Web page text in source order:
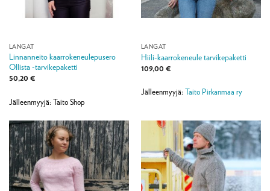
LANGAT
Linnanneito kaarrokeneulepusero
Ollista -tarvikepaketti
50,20 €
Jälleenmyyjä: Taito Shop
LANGAT
Hiili-kaarrokeneule tarvikepaketti
109,00 €
Jälleenmyyjä: Taito Pirkanmaa ry